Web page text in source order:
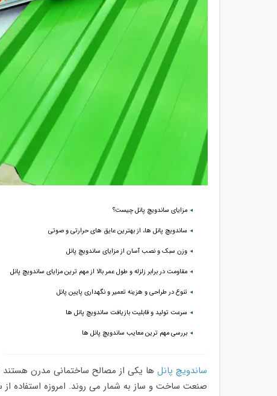
مزایای ساندویچ پانل چیست؟
ساندویچ پانل ها، از بهترین عایق های حرارتی و صوتی
وزن سبک و نصب آسان از مزایای ساندویچ پانل
مقاومت در برابر زلزله و طول عمر بالا از مهم ترین مزایای ساندویچ پانل
تنوع در طراحی و هزینه تعمیر و نگهداری پایین پانل
سرعت تولید و قابلیت بازیافت ساندویچ پانل ها
بررسی مهم ترین معایب ساندویچ پانل ها
ساندویچ پانل ها یکی از مصالح ساختمانی مدرن هستند
صنعت ساخت و ساز به شمار می‌ روند. امروزه استفاده